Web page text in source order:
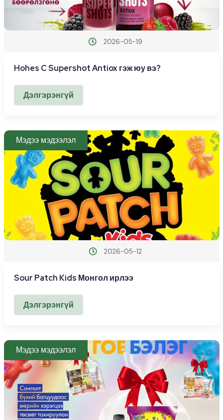
2026-05-19
Hohes C Supershot Antiox гэж юу вэ?
Дэлгэрэнгүй
Мэдээ мэдээлэл
2026-05-12
Sour Patch Kids Монгол ирлээ
Дэлгэрэнгүй
Мэдээ мэдээлэл